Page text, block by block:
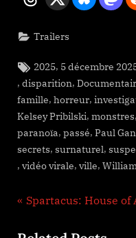
Trailers
Tags:
2025, 5 décembre
, disparition,
famille, horreur,
Kelsey Pribilski, monstres,
paranoïa, passé, Paul
secrets, surnaturel,
, vidéo virale, ville,
Navigation
P
Spartacus: House of